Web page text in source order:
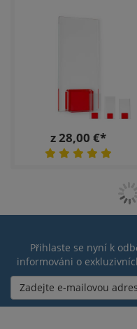
z 28,00 €*
Přihlaste se nyní k
informováni o
Zadejte e-mailovou